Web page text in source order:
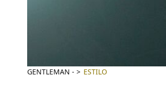
GENTLEMAN - ESTILO